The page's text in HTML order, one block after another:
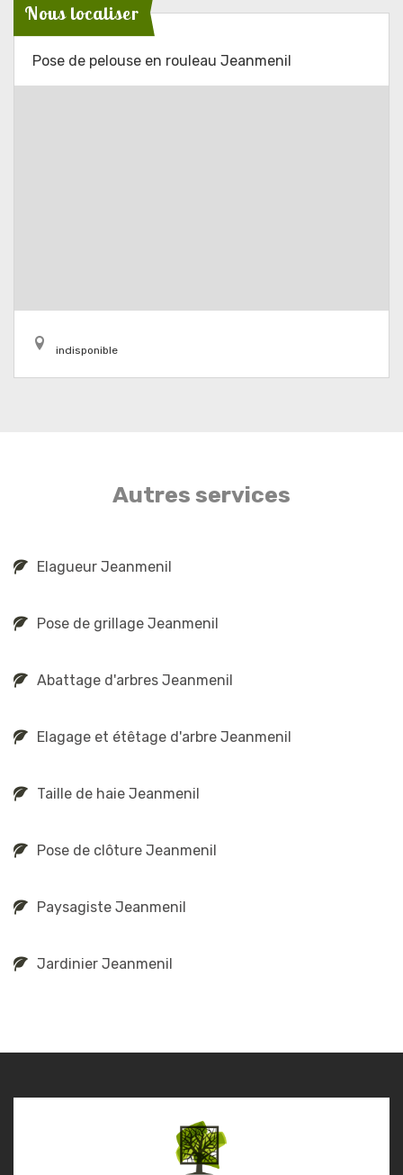
Nous localiser
Pose de pelouse en rouleau Jeanmenil
indisponible
Autres services
Elagueur Jeanmenil
Pose de grillage Jeanmenil
Abattage d'arbres Jeanmenil
Elagage et étêtage d'arbre Jeanmenil
Taille de haie Jeanmenil
Pose de clôture Jeanmenil
Paysagiste Jeanmenil
Jardinier Jeanmenil